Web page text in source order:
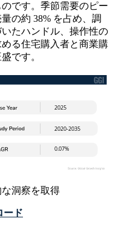
です。季節需要のピー
の約 38% を占め、調
たハンドル、操作性の
る住宅購入者と商業購
です。
洞察を取得
ード